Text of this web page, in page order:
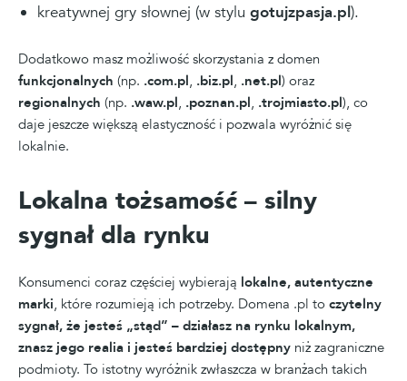
kreatywnej gry słownej (w stylu gotujzpasja.pl).
Dodatkowo masz możliwość skorzystania z domen
funkcjonalnych (np. .com.pl, .biz.pl, .net.pl) oraz
regionalnych (np. .waw.pl, .poznan.pl, .trojmiasto.pl), co
daje jeszcze większą elastyczność i pozwala wyróżnić się
lokalnie.
Lokalna tożsamość – silny
sygnał dla rynku
Konsumenci coraz częściej wybierają lokalne, autentyczne
marki, które rozumieją ich potrzeby. Domena .pl to czytelny
sygnał, że jesteś „stąd” – działasz na rynku lokalnym,
znasz jego realia i jesteś bardziej dostępny niż zagraniczne
podmioty. To istotny wyróżnik zwłaszcza w branżach takich